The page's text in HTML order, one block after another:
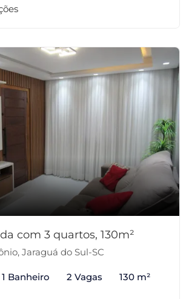
com 3 quartos, 130m²
Jaraguá do Sul-SC
1 Banheiro 2 Vagas 130 m²